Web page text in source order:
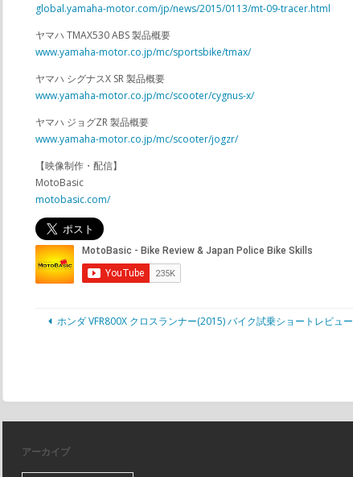
global.yamaha-motor.com/jp/news/2015/0113/mt-09-tracer.html
ヤマハ TMAX530 ABS 製品概要
www.yamaha-motor.co.jp/mc/sportsbike/tmax/
ヤマハ シグナスX SR 製品概要
www.yamaha-motor.co.jp/mc/scooter/cygnus-x/
ヤマハ ジョグZR 製品概要
www.yamaha-motor.co.jp/mc/scooter/jogzr/
【映像制作・配信】
MotoBasic
motobasic.com/
ホンダ VFR800X クロスランナー(2015) バイク試乗ショートレビュー
アーカイブ